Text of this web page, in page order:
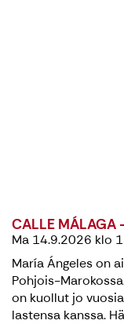
CALLE
Ma 14.9.2026 klo
María Ángeles on
Pohjois-
on kuollut jo
lastensa kanssa.